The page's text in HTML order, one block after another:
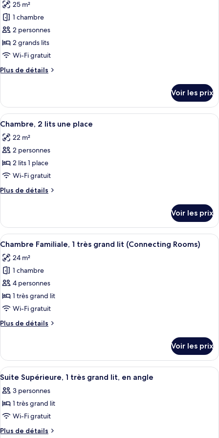
lit
Chambre
Supérieure,
très
grand
lit
les
photos
pour
ce
type
chambre :
2
grands
lits
25 m²
1 chambre
2 personnes
2 grands lits
Wi-Fi gratuit
Plus de détails
Plus
le
type
de
Chambre
Supérieure,
grands
lits
Voir les prix
Afficher
toutes
les
photos
pour
ce
type
de
Chambre,
2
lits
une
place
Une chambre d’hôtel équipée d’un
11
Chambre, 2 lits une place
22 m²
2 personnes
2 lits 1 place
Wi-Fi gratuit
Plus de détails
Plus
le
type
de
Chambre,
2
une
place
Voir les prix
Afficher
toutes
les
photos
pour
ce
type
chambre :
très
grand
lit
(Connecting
Rooms)
Une chambre d’hôtel moderne
6
Chambre Familiale, 1 très grand lit (Connecting Rooms)
24 m²
1 chambre
4 personnes
1 très grand lit
Wi-Fi gratuit
Plus de détails
Plus
le
type
de
Chambre
Familiale,
très
grand
Voir les prix
Afficher
toutes
les
photos
pour
ce
Un salon moderne avec un canapé
4
Suite Supérieure, 1 très grand lit, en angle
3 personnes
1 très grand lit
Wi-Fi gratuit
Plus de détails
Plus